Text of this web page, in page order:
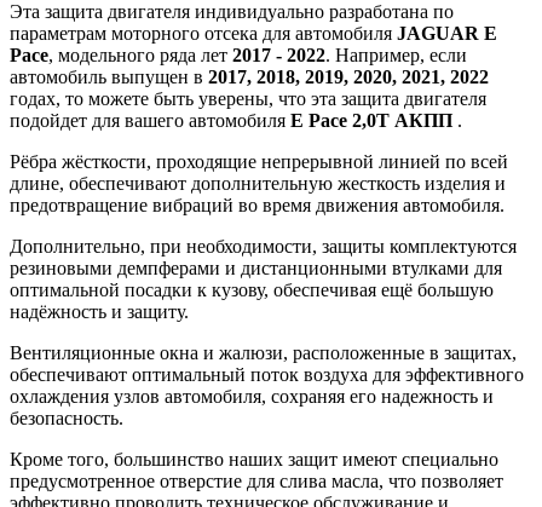
Эта защита двигателя индивидуально разработана по
параметрам моторного отсека для автомобиля JAGUAR E
Pace, модельного ряда лет 2017 - 2022. Например, если
автомобиль выпущен в 2017, 2018, 2019, 2020, 2021, 2022
годах, то можете быть уверены, что эта защита двигателя
подойдет для вашего автомобиля E Pace 2,0Т АКПП .
Рёбра жёсткости, проходящие непрерывной линией по всей
длине, обеспечивают дополнительную жесткость изделия и
предотвращение вибраций во время движения автомобиля.
Дополнительно, при необходимости, защиты комплектуются
резиновыми демпферами и дистанционными втулками для
оптимальной посадки к кузову, обеспечивая ещё большую
надёжность и защиту.
Вентиляционные окна и жалюзи, расположенные в защитах,
обеспечивают оптимальный поток воздуха для эффективного
охлаждения узлов автомобиля, сохраняя его надежность и
безопасность.
Кроме того, большинство наших защит имеют специально
предусмотренное отверстие для слива масла, что позволяет